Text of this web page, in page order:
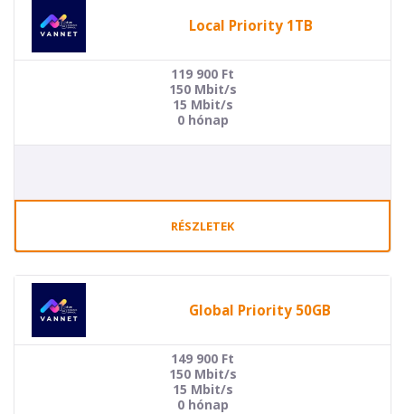
Local Priority 1TB
119 900 Ft
150 Mbit/s
15 Mbit/s
0 hónap
RÉSZLETEK
Global Priority 50GB
149 900 Ft
150 Mbit/s
15 Mbit/s
0 hónap